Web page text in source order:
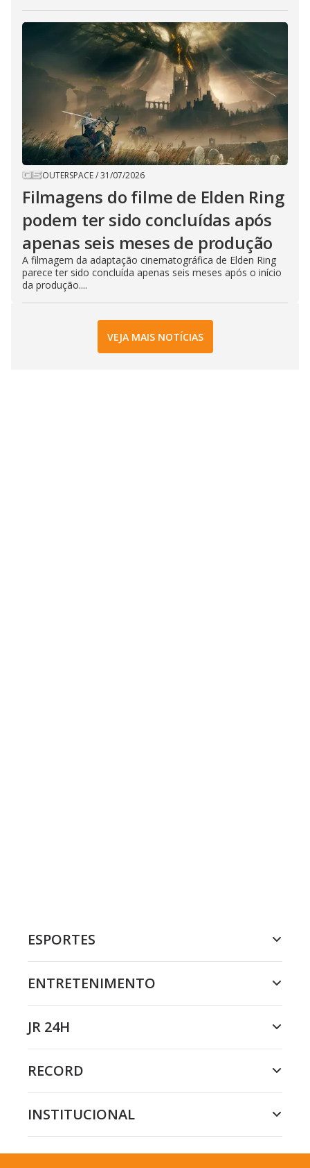
OUTERSPACE/31/07/2026
Filmagens do filme de Elden Ring
podem ter sido concluídas após
apenas seis meses de produção
A filmagem da adaptação cinematográfica de Elden Ring
parece ter sido concluída apenas seis meses após o início
da produção....
VEJA MAIS NOTÍCIAS
ESPORTES
ENTRETENIMENTO
JR 24H
RECORD
INSTITUCIONAL